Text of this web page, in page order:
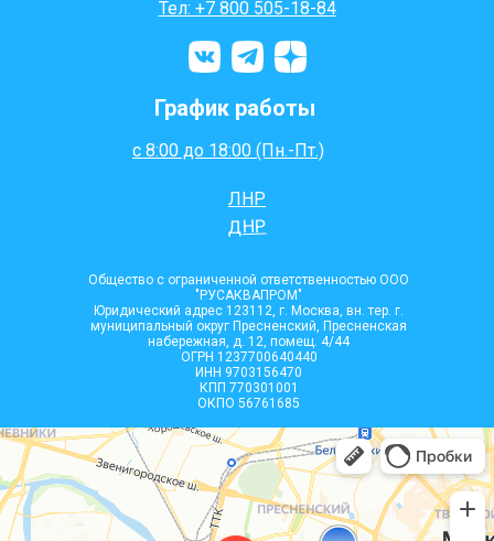
Тел: +7 800 505-18-84
Общество с ограниченной ответственностью ООО
"РУСАКВАПРОМ"
Юридический адрес 123112, г. Москва, вн. тер. г.
муниципальный округ Пресненский, Пресненская
набережная, д. 12, помещ. 4/44
ОГРН 1237700640440
ИНН 9703156470
КПП 770301001
ОКПО 56761685
ДНР
ЛНР
с 8:00 до 18:00 (Пн.-Пт.)
График работы